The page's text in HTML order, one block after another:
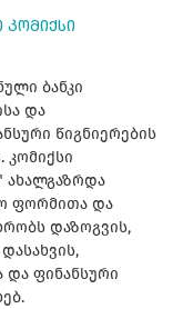
ბანკი
და
წიგნიერების
კომიქსი
ახალგაზრდა
ფორმითა და
დაზოგვის,
და ფინანსური